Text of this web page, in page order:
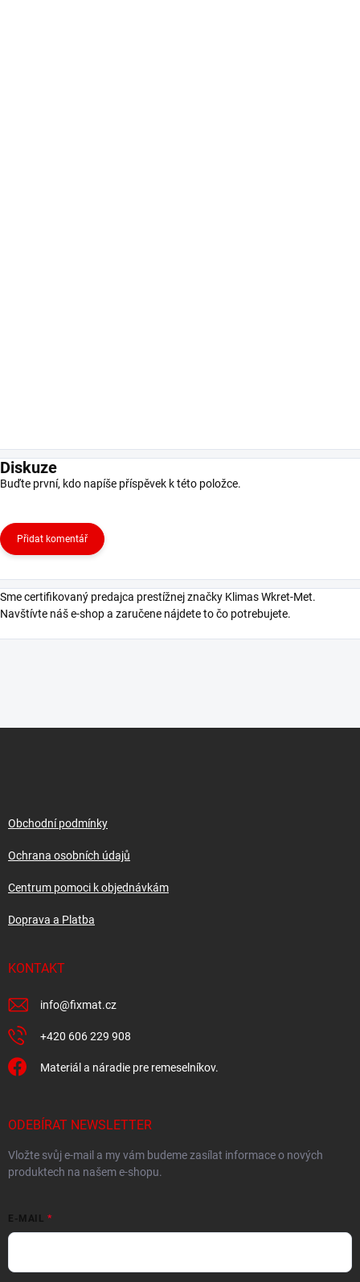
Diskuze
Buďte první, kdo napíše příspěvek k této položce.
Přidat komentář
Sme certifikovaný predajca prestížnej značky Klimas Wkret-Met.
Navštívte náš e-shop a zaručene nájdete to čo potrebujete.
Obchodní podmínky
Ochrana osobních údajů
Centrum pomoci k objednávkám
Doprava a Platba
KONTAKT
info@fixmat.cz
+420 606 229 908
Materiál a náradie pre remeselníkov.
ODEBÍRAT NEWSLETTER
Vložte svůj e-mail a my vám budeme zasílat informace o nových
produktech na našem e-shopu.
E-MAIL